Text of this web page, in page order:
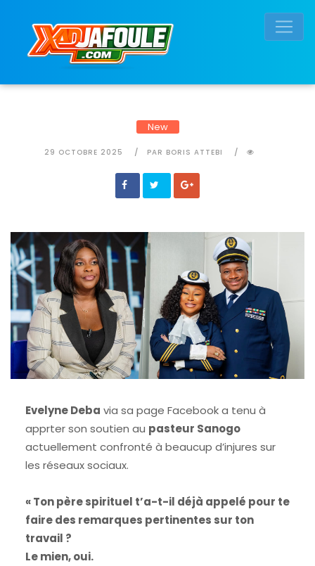
New
29 OCTOBRE 2025 PAR BORIS ATTEBI
Evelyne Deba via sa page Facebook a tenu à
apprter son soutien au pasteur Sanogo
actuellement confronté à beaucup d’injures sur
les réseaux sociaux.
« Ton père spirituel t’a-t-il déjà appelé pour te
faire des remarques pertinentes sur ton
travail ?
Le mien, oui.